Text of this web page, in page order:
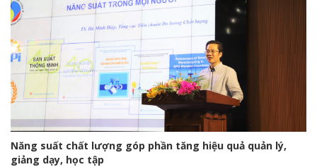
Năng suất chất lượng góp phần tăng hiệu quả quản lý,
giảng dạy, học tập